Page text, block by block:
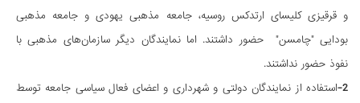
و قرقیزی کلیسای ارتدکس روسیه، جامعه مذهبی یهودی و جامعه مذهبی
بودایی "چامسن" حضور داشتند. اما نمایندگان دیگر سازمان‌های مذهبی با
نفوذ حضور نداشتند.
2- استفاده از نمایندگان دولتی و شهرداری و اعضای فعال سیاسی جامعه توسط